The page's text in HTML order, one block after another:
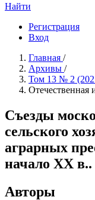
Найти
Регистрация
Вход
Главная /
Архивы /
Том 13 № 2
Отечественная
Съезды
сельского
аграрных
начало XX в..
Авторы